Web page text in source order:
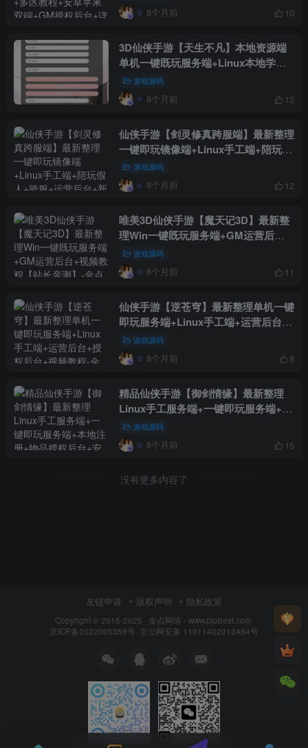
8个月前 10
3D仙侠手游【天生不凡】本地资源端
单机一键既玩服务端+Linux本地学习
手工端+授权后台+本地注册+本地资源
+双端【站长亲测】
游戏源码
8个月前 12
仙侠手游【剑灵修真跨服端】最新整理
一键即玩镜像端+Linux手工端+陪玩假
人+跨服+运营后台+新版授权后台
游戏源码
8个月前 12
唯美3D仙侠手游【魔天记3D】最新整
理Win一键既玩服务端+GM运营后台
+视频教程【站长亲测】
游戏源码
8个月前 11
仙侠手游【逆苍穹】最新整理单机一键
即玩服务端+Linux手工端+运营后台
+授权后台+视频教程
游戏源码
8个月前 8
精品仙侠手游【御剑情缘】最新整理
Linux手工服务端+一键即玩服务端+本
地注册+物品授权后台+安卓苹果双端
+视频教程
游戏源码
8个月前 15
没有更多内容了
友链申请 版权声明 隐私政策
Copyright © 2015-2025 · 金点网络 - www.pipbest.com
京ICP备2022005359号· 京公网安备 11011402012484号